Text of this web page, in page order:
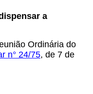
a
Ordinária do
n° 24/75, de 7 de